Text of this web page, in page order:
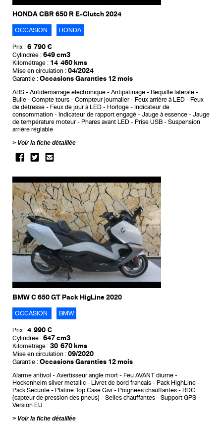
HONDA CBR 650 R E-Clutch 2024
OCCASION HONDA
Prix : 6 790 €
Cylindrée : 649 cm3
Kilométrage : 14 460 kms
Mise en circulation : 04/2024
Garantie : Occasions Garanties 12 mois
ABS Antidémarrage électronique Antipatinage
Bequille latérale
Bulle
Compte tours Compteur journalier Feux arrière à LED
Feux
de détresse
Feux de jour à LED Horloge
Indicateur de
consommation
Indicateur de rapport engagé Jauge à essence
Jauge
de température moteur
Phares avant LED Prise USB
Suspension
arrière réglable
Voir la fiche détaillée
BMW C 650 GT Pack HigLine 2020
OCCASION BMW
Prix : 4 990 €
Cylindrée : 647 cm3
Kilométrage : 30 670 kms
Mise en circulation : 09/2020
Garantie : Occasions Garanties 12 mois
Alarme antivol Avertisseur angle mort
Feu AVANT diurne
Hockenheim silver metallic
Livret de bord francais
Pack HighLine
Pack Securite
Platine Top Case Givi Poignees chauffantes
RDC
(capteur de pression des pneus)
Selles chauffantes
Support GPS
Version EU
Voir la fiche détaillée